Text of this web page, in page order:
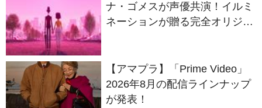
ナ・ゴメスが声優共演！イルミ
ネーションが贈る完全オリジナ
【アマプラ】「Prime Video」
2026年8月の配信ラインナップ
が発表！